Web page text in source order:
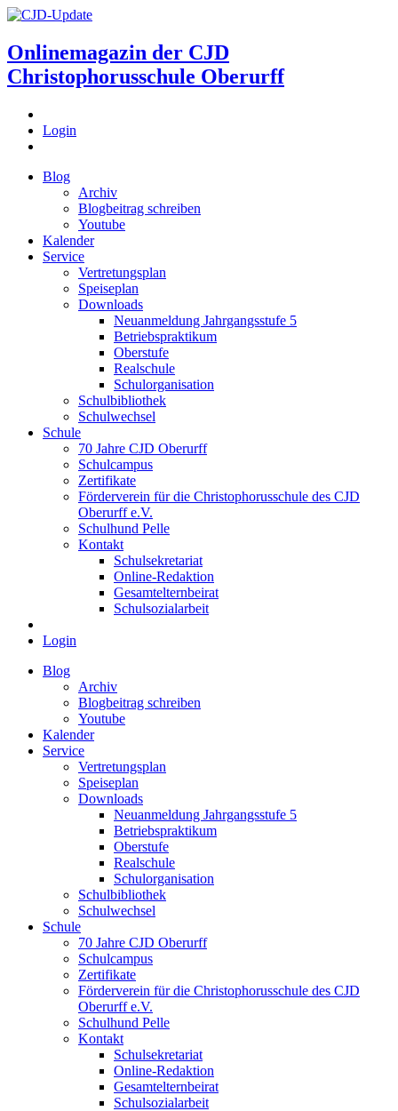
Onlinemagazin der CJD
Christophorusschule Oberurff
Login
Blog
Archiv
Blogbeitrag schreiben
Youtube
Kalender
Service
Vertretungsplan
Speiseplan
Downloads
Neuanmeldung Jahrgangsstufe 5
Betriebspraktikum
Oberstufe
Realschule
Schulorganisation
Schulbibliothek
Schulwechsel
Schule
70 Jahre CJD Oberurff
Schulcampus
Zertifikate
Förderverein für die Christophorusschule des CJD
Oberurff e.V.
Schulhund Pelle
Kontakt
Schulsekretariat
Online-Redaktion
Gesamtelternbeirat
Schulsozialarbeit
Login
Blog
Archiv
Blogbeitrag schreiben
Youtube
Kalender
Service
Vertretungsplan
Speiseplan
Downloads
Neuanmeldung Jahrgangsstufe 5
Betriebspraktikum
Oberstufe
Realschule
Schulorganisation
Schulbibliothek
Schulwechsel
Schule
70 Jahre CJD Oberurff
Schulcampus
Zertifikate
Förderverein für die Christophorusschule des CJD
Oberurff e.V.
Schulhund Pelle
Kontakt
Schulsekretariat
Online-Redaktion
Gesamtelternbeirat
Schulsozialarbeit